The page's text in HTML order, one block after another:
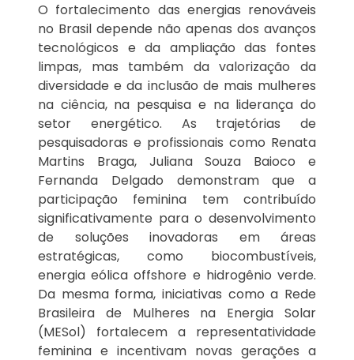
O fortalecimento das energias renováveis
no Brasil depende não apenas dos avanços
tecnológicos e da ampliação das fontes
limpas, mas também da valorização da
diversidade e da inclusão de mais mulheres
na ciência, na pesquisa e na liderança do
setor energético. As trajetórias de
pesquisadoras e profissionais como Renata
Martins Braga, Juliana Souza Baioco e
Fernanda Delgado demonstram que a
participação feminina tem contribuído
significativamente para o desenvolvimento
de soluções inovadoras em áreas
estratégicas, como biocombustíveis,
energia eólica offshore e hidrogênio verde.
Da mesma forma, iniciativas como a Rede
Brasileira de Mulheres na Energia Solar
(MESol) fortalecem a representatividade
feminina e incentivam novas gerações a